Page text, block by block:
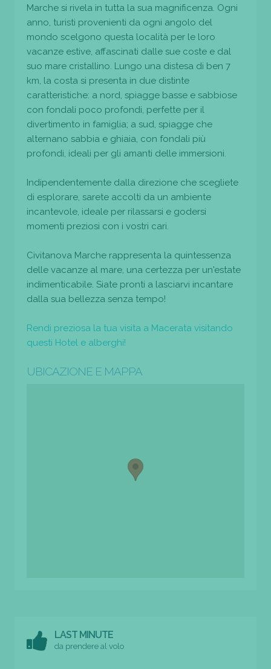
Marche si rivela in tutta la sua magnificenza. Ogni
anno, turisti provenienti da ogni angolo del
mondo scelgono questa località per le loro
vacanze estive, affascinati dalle sue coste e dal
suo mare cristallino. Lungo una distesa di ben 7
km, la costa si presenta in due distinte
caratteristiche: a nord, spiagge basse e sabbiose
con fondali poco profondi, perfette per il
divertimento in famiglia; a sud, spiagge che
alternano sabbia e ghiaia, con fondali più
profondi, ideali per gli amanti delle immersioni.
Indipendentemente dalla direzione che scegliete
di esplorare, sarete accolti da un ambiente
incantevole, ideale per rilassarsi e godersi
momenti preziosi con i vostri cari.
Civitanova Marche rappresenta la quintessenza
delle vacanze al mare, una certezza per un'estate
indimenticabile. Siate pronti a lasciarvi incantare
dalla sua bellezza senza tempo!
Rendi preziosa la tua visita a Macerata visitando
questi Hotel e alberghi!
UBICAZIONE E MAPPA
LAST MINUTE
da prendere al volo